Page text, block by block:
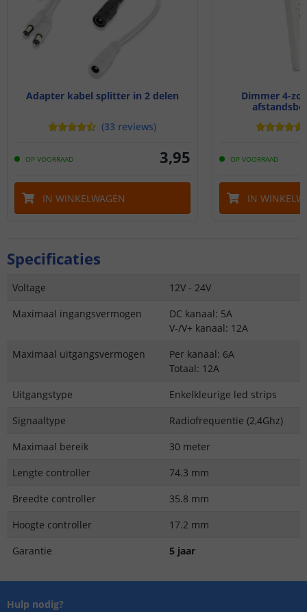
Adapter kabel splitter in 2 delen
(33 reviews)
OP VOORRAAD 3,95
IN WINKELWAGEN
Dimmer 4-
OP VOORRAAD
IN
Specificaties
Voltage
12V - 24V
Maximaal ingangsvermogen
DC kanaal: 5A
V-/V+ kanaal: 12A
Maximaal uitgangsvermogen
Per kanaal: 6A
Totaal: 12A
Uitgangstype
Enkelkleurige led strips
Signaaltype
Radiofrequentie (2,4Ghz)
Maximaal bereik
30 meter
Lengte controller
74.3 mm
Breedte controller
35.8 mm
Hoogte controller
17.2 mm
Garantie
5 jaar
Hulp nodig?